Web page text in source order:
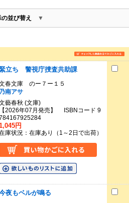
並び替え
立ち 警視庁捜査共助課
春文庫 のー７ー１５
乃南アサ
藝春秋 (文庫)
【2026年07月発売】 ISBNコード 9
円
庫状況：在庫あり（1～2日で出荷）
夜もベルが鳴る